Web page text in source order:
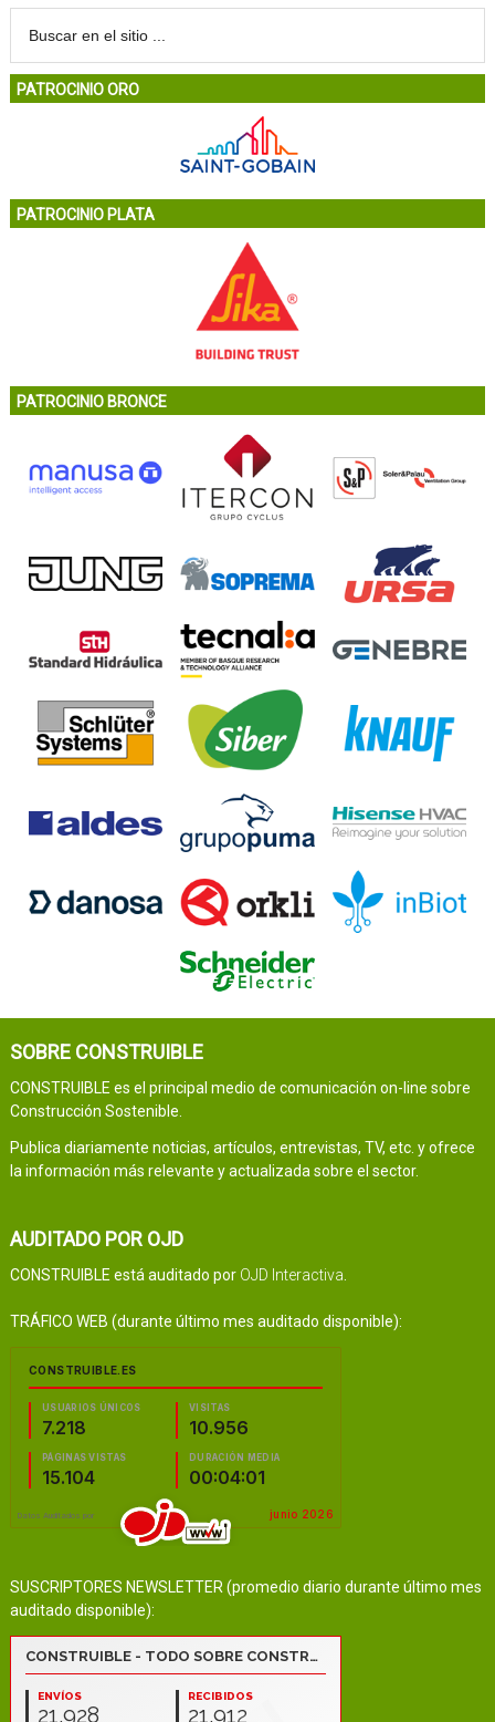
PATROCINIO ORO
PATROCINIO PLATA
PATROCINIO BRONCE
SOBRE CONSTRUIBLE
CONSTRUIBLE es el principal medio de comunicación on-line sobre
Construcción Sostenible.
Publica diariamente noticias, artículos, entrevistas, TV, etc. y ofrece
la información más relevante y actualizada sobre el sector.
AUDITADO POR OJD
CONSTRUIBLE está auditado por OJD Interactiva
TRÁFICO WEB (durante último mes auditado disponible):
SUSCRIPTORES NEWSLETTER (promedio diario durante último mes
auditado disponible):